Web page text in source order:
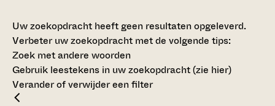
Uw zoekopdracht heeft geen resultaten opgeleverd.
Verbeter uw zoekopdracht met de volgende tips:
Zoek met andere woorden
Gebruik leestekens in uw zoekopdracht (zie hier)
Verander of verwijder een filter